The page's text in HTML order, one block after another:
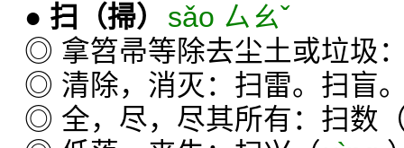
● 扫 （掃）
sǎo ㄙㄠˇ
◎ 拿笤帚等除去尘土或垃圾
◎ 清除，消灭：扫雷。扫盲
◎ 全，尽，尽其所有：扫数